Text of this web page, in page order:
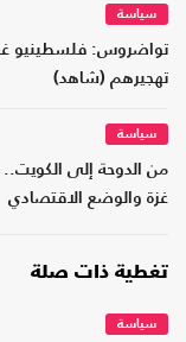
سياسة
تواضروس: فلسطينيو
تهجيرهم (شاهد)
سياسة
من الدوحة إلى الكويت..
غزة والوضع الاقتصادي
تغطية ذات صلة
سياسة